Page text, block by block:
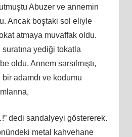
Abuzer ve annemin
Ancak boştaki sol eliyle
atmaya muvaffak oldu.
suratına yediği tokatla
oldu. Annem sarsılmıştı,
adamdı ve kodumu
dedi sandalyeyi göstererek.
metal kahvehane